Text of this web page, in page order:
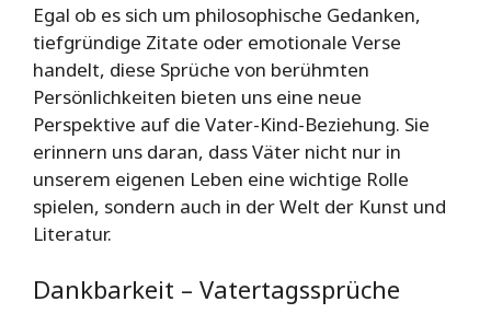
Egal ob es sich um philosophische Gedanken,
tiefgründige Zitate oder emotionale Verse
handelt, diese Sprüche von berühmten
Persönlichkeiten bieten uns eine neue
Perspektive auf die Vater-Kind-Beziehung. Sie
erinnern uns daran, dass Väter nicht nur in
unserem eigenen Leben eine wichtige Rolle
spielen, sondern auch in der Welt der Kunst und
Literatur.
Dankbarkeit – Vatertagssprüche